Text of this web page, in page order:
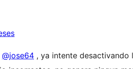
@jose64 , ya intente desactivando